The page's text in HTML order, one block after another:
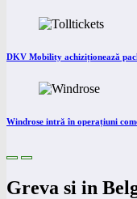
DKV Mobility achiziționează
Windrose intră în operațiuni
Greva si in